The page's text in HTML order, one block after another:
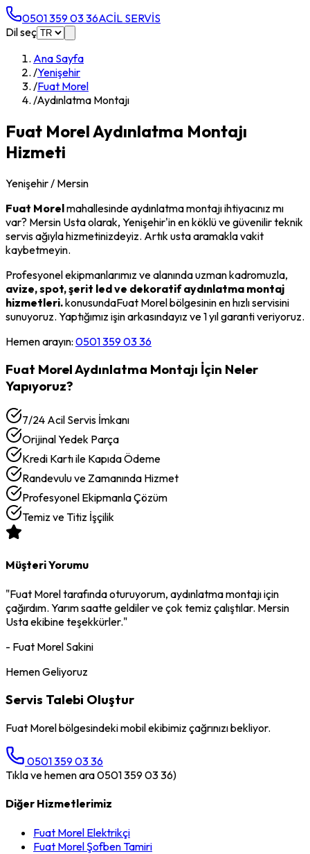
0501 359 03 36ACİL SERVİS
Dil seç
Ana Sayfa
/Yenişehir
/Fuat Morel
/Aydınlatma Montajı
Fuat MorelAydınlatma Montajı
Hizmeti
Yenişehir / Mersin
Fuat Morelmahallesindeaydınlatma montajıihtiyacınız mı
var? Mersin Usta olarak, Yenişehir'in en köklü ve güvenilir teknik
servis ağıyla hizmetinizdeyiz. Artık usta aramakla vakit
kaybetmeyin.
Profesyonel ekipmanlarımız ve alanında uzman kadromuzla,
avize, spot, şerit led ve dekoratif aydınlatma montaj
hizmetleri.konusundaFuat Morelbölgesinin en hızlı servisini
sunuyoruz. Yaptığımız işin arkasındayız ve 1 yıl garanti veriyoruz.
Hemen arayın: 0501 359 03 36
Fuat MorelAydınlatma Montajı İçin Neler
Yapıyoruz?
7/24 Acil Servis İmkanı
Orijinal Yedek Parça
Kredi Kartı ile Kapıda Ödeme
Randevulu ve Zamanında Hizmet
Profesyonel Ekipmanla Çözüm
Temiz ve Titiz İşçilik
Müşteri Yorumu
"Fuat Moreltarafında oturuyorum, aydınlatma montajıiçin
çağırdım. Yarım saatte geldiler ve çok temiz çalıştılar. Mersin
Usta ekibine teşekkürler."
- Fuat Morel Sakini
Hemen Geliyoruz
Servis Talebi Oluştur
Fuat Morelbölgesindeki mobil ekibimiz çağrınızı bekliyor.
0501 359 03 36
Tıkla ve hemen ara 0501 359 03 36)
Diğer Hizmetlerimiz
Fuat Morel Elektrikçi
Fuat MorelŞofben Tamiri